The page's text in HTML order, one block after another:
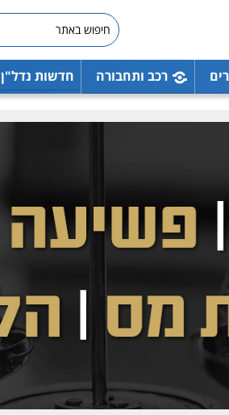
רכב ותחבורה חדשות נדל"ן